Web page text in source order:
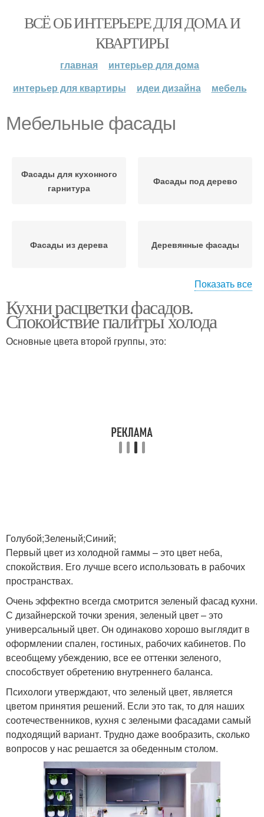
ВСЁ ОБ ИНТЕРЬЕРЕ ДЛЯ ДОМА И
КВАРТИРЫ
главная
интерьер для дома
интерьер для квартиры
идеи дизайна мебель
Мебельные фасады
Фасады для кухонного
гарнитура
Фасады под дерево
Фасады из дерева Деревянные фасады
кухонному фасаду
Кухонные фасады
Показать все
Кухни расцветки фасадов.
Спокойствие палитры холода
Основные цвета второй группы, это:
Голубой;Зеленый;Синий;
Первый цвет из холодной гаммы – это цвет неба,
спокойствия. Его лучше всего использовать в рабочих
пространствах.
Очень эффектно всегда смотрится зеленый фасад кухни.
С дизайнерской точки зрения, зеленый цвет – это
универсальный цвет. Он одинаково хорошо выглядит в
оформлении спален, гостиных, рабочих кабинетов. По
всеобщему убеждению, все ее оттенки зеленого,
способствует обретению внутреннего баланса.
Психологи утверждают, что зеленый цвет, является
цветом принятия решений. Если это так, то для наших
соотечественников, кухня с зелеными фасадами самый
подходящий вариант. Трудно даже вообразить, сколько
вопросов у нас решается за обеденным столом.